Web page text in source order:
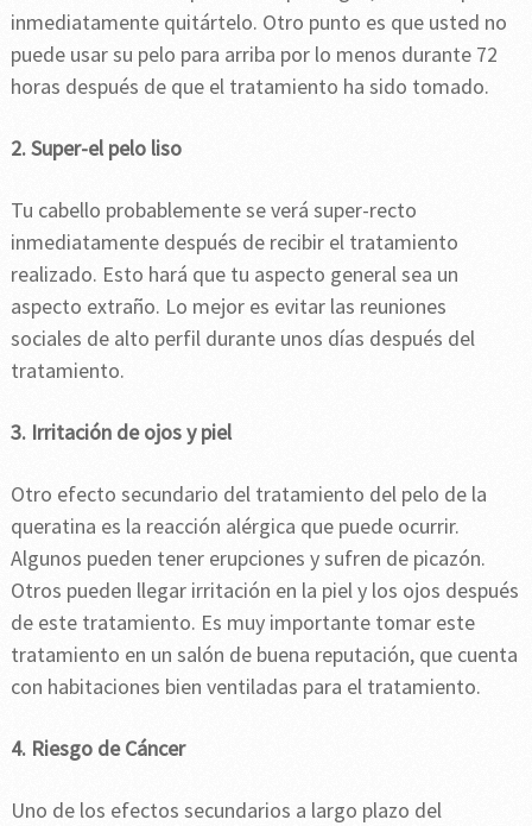
inmediatamente quitártelo. Otro punto es que usted no
puede usar su pelo para arriba por lo menos durante 72
horas después de que el tratamiento ha sido tomado.
2. Super-el pelo liso
Tu cabello probablemente se verá super-recto
inmediatamente después de recibir el tratamiento
realizado. Esto hará que tu aspecto general sea un
aspecto extraño. Lo mejor es evitar las reuniones
sociales de alto perfil durante unos días después del
tratamiento.
3. Irritación de ojos y piel
Otro efecto secundario del tratamiento del pelo de la
queratina es la reacción alérgica que puede ocurrir.
Algunos pueden tener erupciones y sufren de picazón.
Otros pueden llegar irritación en la piel y los ojos después
de este tratamiento. Es muy importante tomar este
tratamiento en un salón de buena reputación, que cuenta
con habitaciones bien ventiladas para el tratamiento.
4. Riesgo de Cáncer
Uno de los efectos secundarios a largo plazo del